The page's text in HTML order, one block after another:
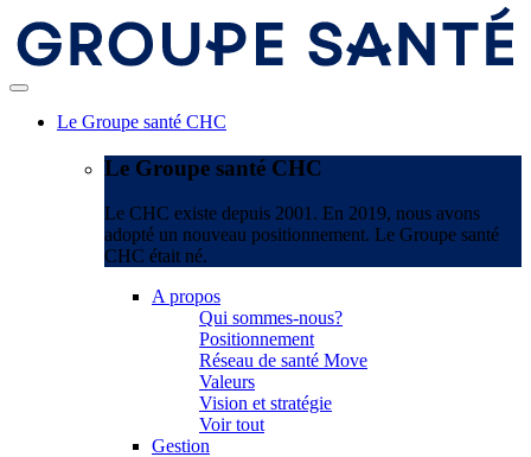
Le Groupe santé CHC
Le Groupe santé CHC
Le CHC existe depuis 2001. En 2019, nous avons
adopté un nouveau positionnement. Le Groupe santé
CHC était né.
A propos
Qui sommes-nous?
Positionnement
Réseau de santé Move
Valeurs
Vision et stratégie
Voir tout
Gestion